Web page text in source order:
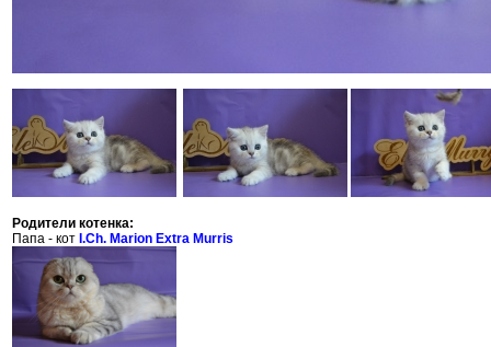
Родители котенка:
Папа - кот I.Ch. Marion Extra Murris